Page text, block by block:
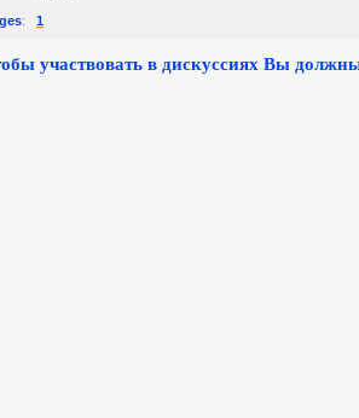
: 1
участвовать в дискуссиях Вы